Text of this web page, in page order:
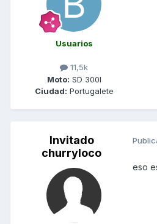
Usuarios
11,5k
Moto: SD 300I
Ciudad: Portugalete
Invitado
churryloco
eso